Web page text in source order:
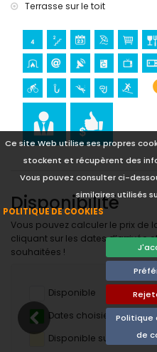
Ce site Web utilise ses propres
stockent et récupèrent des
Vous pouvez consulter ci-
similaires utilisés
POLITIQUE DE COOKIES
Politique
de
Terrasse sur le toit
Disponibilité
Vous pouvez calculer le prix de
cliquant sur les dates d’arrivée
souhaitées !
Disponible
Dates choisies
Disponible sur